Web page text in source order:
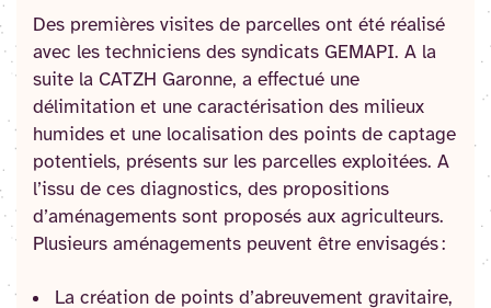
Des premières visites de parcelles ont été réalisé
avec les techniciens des syndicats GEMAPI. A la
suite la CATZH Garonne, a effectué une
délimitation et une caractérisation des milieux
humides et une localisation des points de captage
potentiels, présents sur les parcelles exploitées. A
l’issu de ces diagnostics, des propositions
d’aménagements sont proposés aux agriculteurs.
Plusieurs aménagements peuvent être envisagés :
La création de points d’abreuvement gravitaire,